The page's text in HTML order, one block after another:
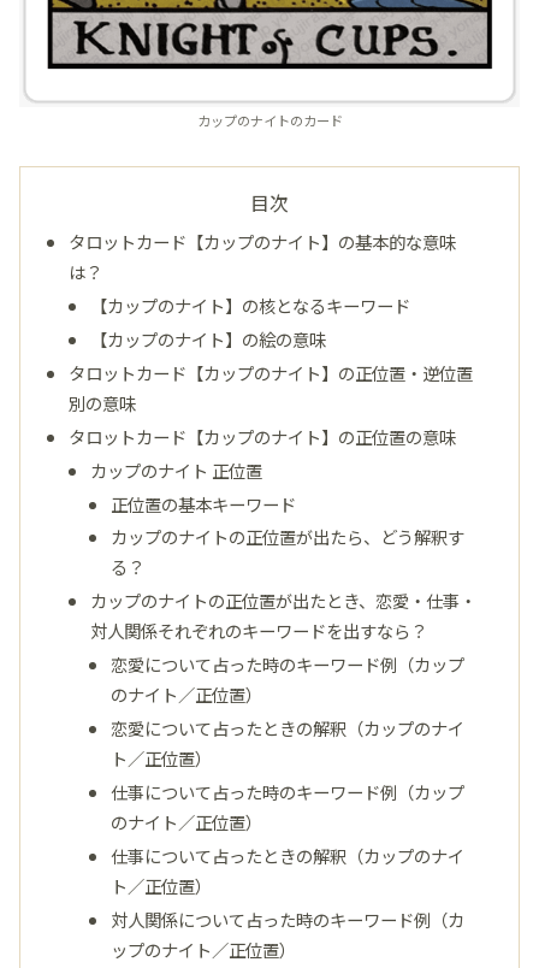
カップのナイトのカード
目次
タロットカード【カップのナイト】の基本的な意味
は？
【カップのナイト】の核となるキーワード
【カップのナイト】の絵の意味
タロットカード【カップのナイト】の正位置・逆位置
別の意味
タロットカード【カップのナイト】の正位置の意味
カップのナイト 正位置
正位置の基本キーワード
カップのナイトの正位置が出たら、どう解釈す
る？
カップのナイトの正位置が出たとき、恋愛・仕事・
対人関係それぞれのキーワードを出すなら？
恋愛について占った時のキーワード例（カップ
のナイト／正位置）
恋愛について占ったときの解釈（カップのナイ
ト／正位置）
仕事について占った時のキーワード例（カップ
のナイト／正位置）
仕事について占ったときの解釈（カップのナイ
ト／正位置）
対人関係について占った時のキーワード例（カ
ップのナイト／正位置）